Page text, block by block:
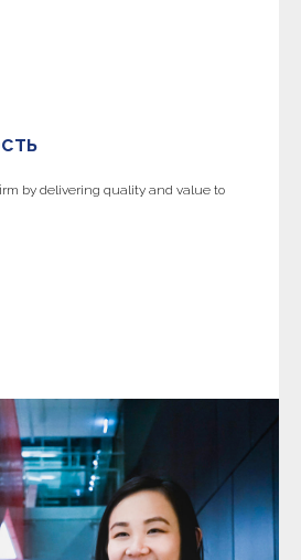
by delivering quality and value to